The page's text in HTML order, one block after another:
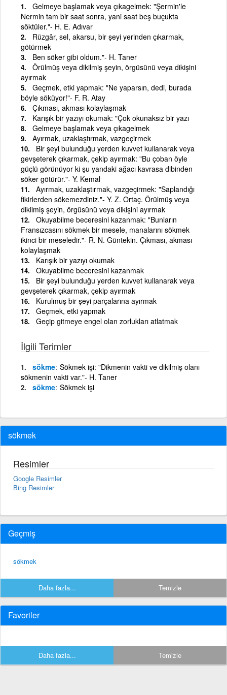
Gelmeye başlamak veya çıkagelmek: "Şermin'le
Nermin tam bir saat sonra, yani saat beş buçukta
söktüler."- H. E. Adıvar
Rüzgâr, sel, akarsu, bir şeyi yerinden çıkarmak,
götürmek
Ben söker gibi oldum."- H. Taner
Örülmüş veya dikilmiş şeyin, örgüsünü veya dikişini
ayırmak
Geçmek, etki yapmak: "Ne yaparsın, dedi, burada
böyle söküyor!"- F. R. Atay
Çıkması, akması kolaylaşmak
Karışık bir yazıyı okumak: "Çok okunaksız bir yazı
Gelmeye başlamak veya çıkagelmek
Ayırmak, uzaklaştırmak, vazgeçirmek
Bir şeyi bulunduğu yerden kuvvet kullanarak veya
gevşeterek çıkarmak, çekip ayırmak: "Bu çoban öyle
güçlü görünüyor ki şu yandaki ağacı kavrasa dibinden
söker götürür."- Y. Kemal
Ayırmak, uzaklaştırmak, vazgeçirmek: "Saplandığı
fikirlerden sökemezdiniz."- Y. Z. Ortaç. Örülmüş veya
dikilmiş şeyin, örgüsünü veya dikişini ayırmak
Okuyabilme beceresini kazanmak: "Bunların
Fransızcasını sökmek bir mesele, manalarını sökmek
ikinci bir meseledir."- R. N. Güntekin. Çıkması, akması
kolaylaşmak
Karışık bir yazıyı okumak
Okuyabilme beceresini kazanmak
Bir şeyi bulunduğu yerden kuvvet kullanarak veya
gevşeterek çıkarmak, çekip ayırmak
Kurulmuş bir şeyi parçalarına ayırmak
Geçmek, etki yapmak
Geçip gitmeye engel olan zorlukları atlatmak
İlgili Terimler
sökme Sökmek işi: "Dikmenin vakti ve dikilmiş olanı
sökmenin vakti var."- H. Taner
sökme Sökmek işi
sökmek
Resimler
Google Resimler
Bing Resimler
Geçmiş
sökmek
Daha fazla... Temizle
Favoriler
Daha fazla... Temizle